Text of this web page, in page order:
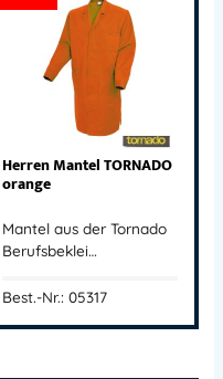
Herren Mantel TORNADO
orange
Mantel aus der Tornado
Berufsbeklei…
Best.-Nr.: 05317